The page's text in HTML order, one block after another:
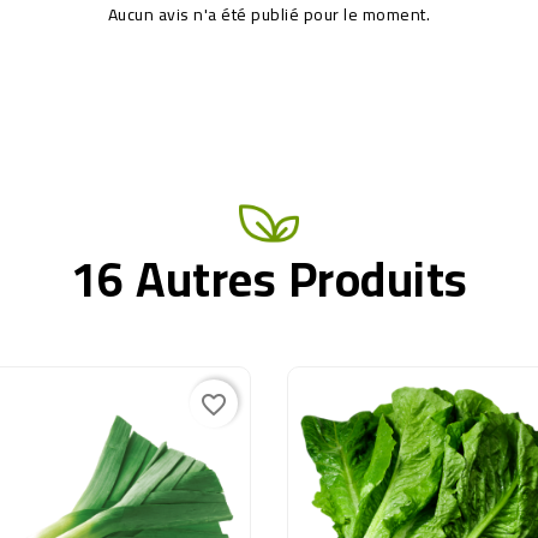
Aucun avis n'a été publié pour le moment.
16 Autres Produits
favorite_border